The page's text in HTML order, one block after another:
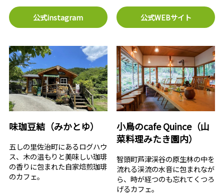
公式instagram 公式WEBサイト
味珈豆結（みかとゆ）
五しの里佐治町にあるログハウ
ス、木の温もりと美味しい珈琲
の香りに包まれた自家焙煎珈琲
のカフェ。
小鳥のcafe Quince（山
菜料理みたき園内）
智頭町芦津渓谷の原生林の中を
流れる渓流の水音に包まれなが
ら、時が経つのも忘れてくつろ
げるカフェ。